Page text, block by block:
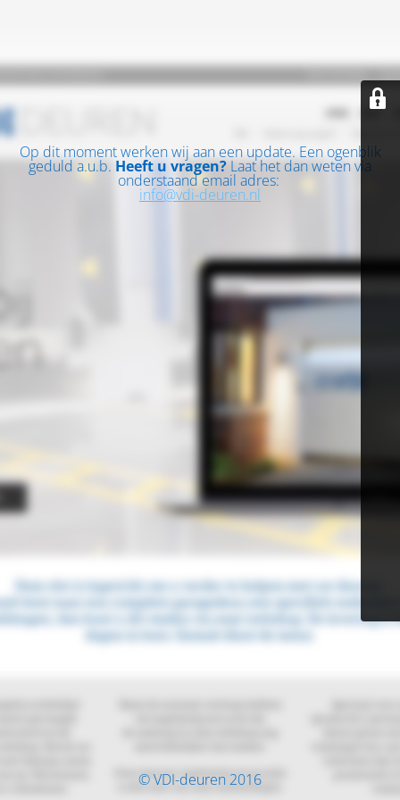
Op dit moment werken wij aan een update. Een ogenblik
geduld a.u.b. Heeft u vragen? Laat het dan weten via
onderstaand email adres:
info@vdi-deuren.nl
© VDI-deuren 2016